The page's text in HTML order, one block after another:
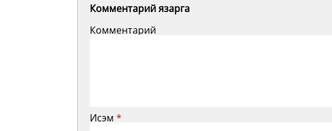
Комментарий язарга
Комментарий
Исэм *